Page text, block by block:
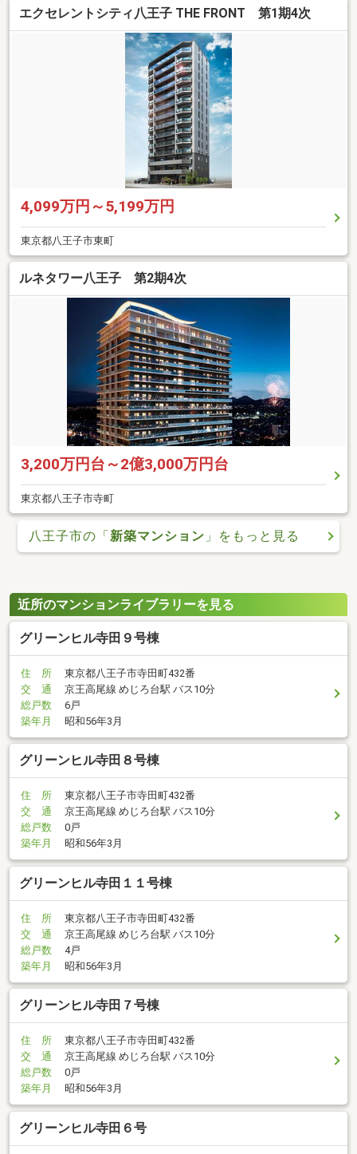
エクセレントシティ八王子 THE FRONT 第1期4次
4,099万円～5,199万円
東京都八王子市東町
ルネタワー八王子 第2期4次
3,200万円台～2億3,000万円台
東京都八王子市寺町
八王子市の「新築マンション 」をもっと見る
近所のマンションライブラリーを見る
グリーンヒル寺田９号棟
住 所
東京都八王子市寺田町432番
交 通
京王高尾線 めじろ台駅 バス10分
総戸数
6戸
築年月
昭和56年3月
グリーンヒル寺田８号棟
住 所
東京都八王子市寺田町432番
交 通
京王高尾線 めじろ台駅 バス10分
総戸数
0戸
築年月
昭和56年3月
グリーンヒル寺田１１号棟
住 所
東京都八王子市寺田町432番
交 通
京王高尾線 めじろ台駅 バス10分
総戸数
4戸
築年月
昭和56年3月
グリーンヒル寺田７号棟
住 所
東京都八王子市寺田町432番
交 通
京王高尾線 めじろ台駅 バス10分
総戸数
0戸
築年月
昭和56年3月
グリーンヒル寺田６号